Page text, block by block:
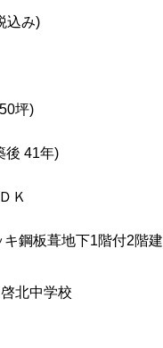
込み)
坪)
後 41年)
Ｋ
鋼板葺地下1階付2階建
北中学校